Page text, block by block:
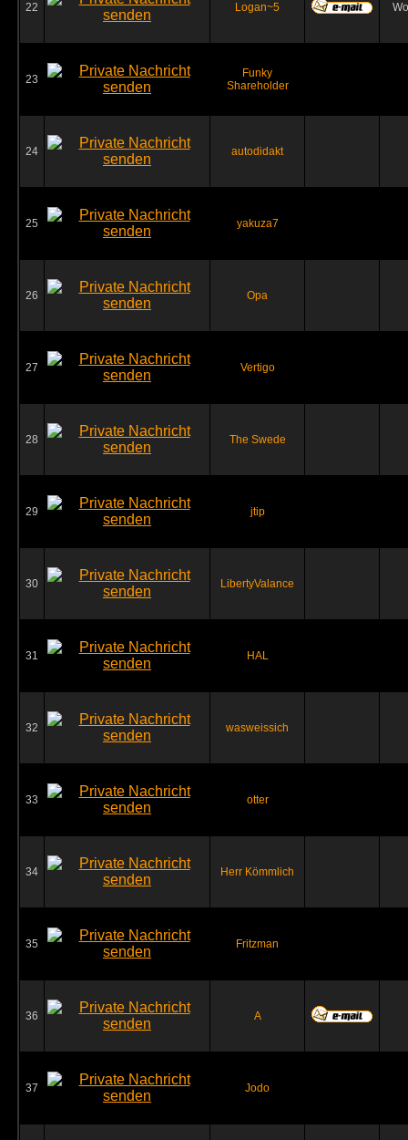
22 Logan~5
23
Funky
Shareholder
24 autodidakt
25 yakuza7
26 Opa
27 Vertigo
28 The Swede
29 jtip
30 LibertyValance
31 HAL
32 wasweissich
33 otter
34 Herr Kömmlich
35 Fritzman
36 A
37 Jodo